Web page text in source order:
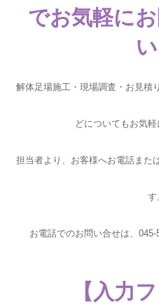
でお気軽に
い
解体足場施工・現場調査・お見積
どについてもお気軽
担当者より、お客様へお電話また
す
お電話でのお問い合せは、045-
【入力